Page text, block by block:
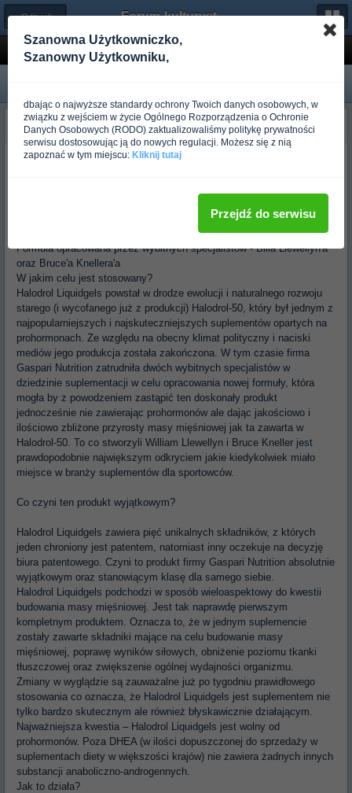
← Odżywki i Suplementy Forum-kulturystyka.pl
Gaspari Nutrition HALODROL 60 KAPS.
EXPERTO
Ponad rok temu
Krótka charakterystyka
Formuła opracowana przez wybitnych specjalistów - Billa Llewellyn'a
oraz Bruce'a Knellera'a
W jakim celu jest stosowany?
Halodrol Liquidgels powstał w drodze ewolucji i naturalnego rozwoju
starego (i wycofanego już z produkcji) Halodrol-50, który był jednym z
najpopularniejszych i najskuteczniejszych suplementów opartych na
prohormonach. Ze względu na obecny klimat polityczny i naciski
mediów jego produkcja została zakończona. W tym czasie firma
Gaspari Nutrition zatrudniła dwóch wybitnych specjalistów w
dziedzinie suplementacji w celu opracowania nowej formuły, która
mogła by z powodzeniem zastąpić ten doskonały produkt
jednocześnie nie zawierając prohormonów ale dając jakościowo i
ilościowo zbliżone przyrosty masy mięśniowej jak ta zawarta w
Halodrol-50. To co stworzyli William Llewellyn i Bruce Kneller jest
prawdopodobnie największym odkryciem jakie kiedykolwiek miało
miejsce w branży suplementów dla sportowców.
Co czyni ten produkt wyjątkowym?
Halodrol Liquidgels zawiera pięć unikalnych składników, z których
jeden chroniony jest patentem, natomiast inny oczekuje na decyzję
biura patentowego. Czyni to produkt firmy Gaspari Nutrition absolutnie
wyjątkowym oraz stanowiącym klasę dla samego siebie.
Halodrol Liquidgels podchodzi w sposób wieloaspektowy do kwestii
budowania masy mięśniowej. Jest tak naprawdę pierwszym
kompletnym produktem. Oznacza to, że w jednym suplemencie
zostały zawarte składniki mające na celu budowanie masy
mięśniowej, poprawę wyników siłowych, obniżenie poziomu tkanki
tłuszczowej oraz zwiększenie ogólnej wydajności organizmu.
Zmiany w wyglądzie są zauważalne już po tygodniu prawidłowego
stosowania co oznacza, że Halodrol Liquidgels jest suplementem nie
tylko bardzo skutecznym ale również błyskawicznie działającym.
Najważniejsza kwestia – Halodrol Liquidgels jest wolny od
prohormonów. Poza DHEA (w ilości dopuszczonej do sprzedaży w
suplementach diety w większości krajów) nie zawiera żadnych innych
substancji anaboliczno-androgennych.
Jak to działa?
Szanowna Użytkowniczko,
Szanowny Użytkowniku,
dbając o najwyższe standardy ochrony Twoich danych osobowych, w
związku z wejściem w życie Ogólnego Rozporządzenia o Ochronie
Danych Osobowych (RODO) zaktualizowaliśmy politykę prywatności
serwisu dostosowując ją do nowych regulacji. Możesz się z nią
zapoznać w tym miejscu: Kliknij tutaj
Przejdź do serwisu